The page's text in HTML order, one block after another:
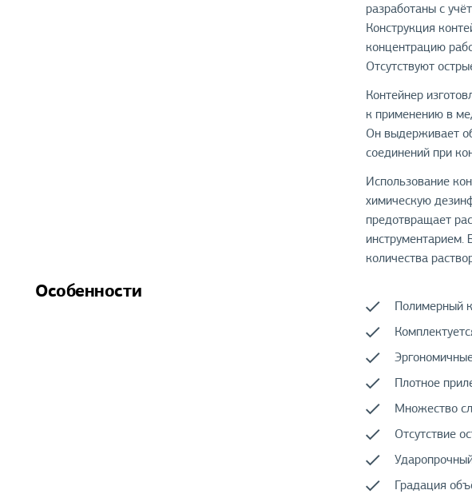
разработаны с
Конструкция
концентрацию
Отсутствуют
Контейнер
к применению в
Он выдерживает
соединений при
Использование
химическую
предотвращает
инструментарием.
количества
Особенности
Полимерный
Плотное
Множество
Отсутствие
Градация